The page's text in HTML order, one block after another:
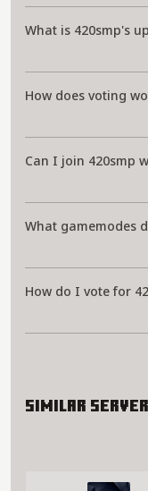
What is 420smp's
How does voting
Can I join 420smp
What gamemodes
How do I vote for
Similar